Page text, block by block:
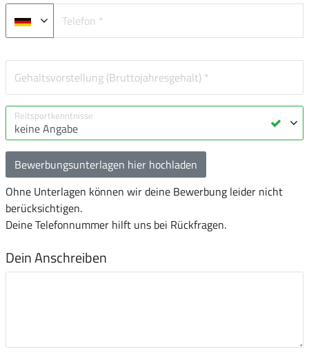
Bewerbungsunterlagen hier hochladen
Ohne Unterlagen können wir deine Bewerbung leider nicht
berücksichtigen.
Deine Telefonnummer hilft uns bei Rückfragen.
Dein Anschreiben